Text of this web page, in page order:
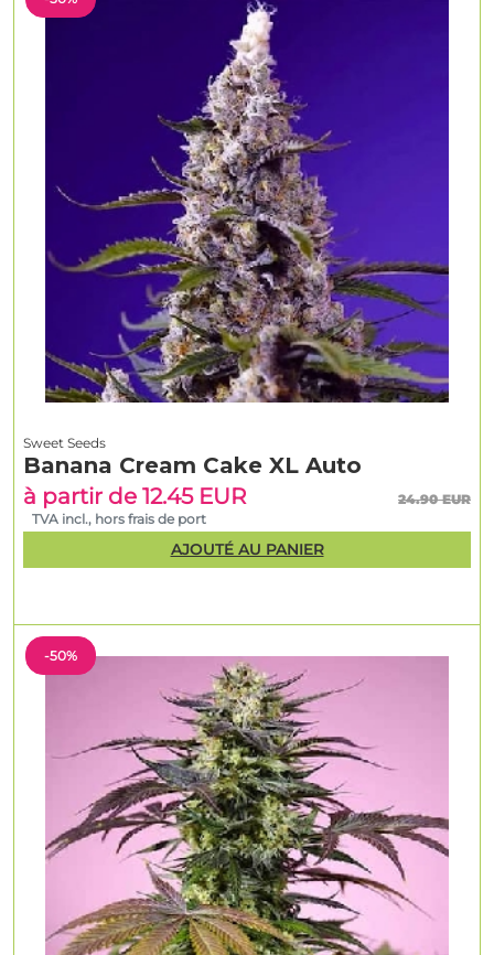
-50%
Sweet Seeds
Banana Cream Cake XL Auto
à partir de 12.45 EUR
24.90 EUR
TVA incl., hors frais de port
AJOUTÉ AU PANIER